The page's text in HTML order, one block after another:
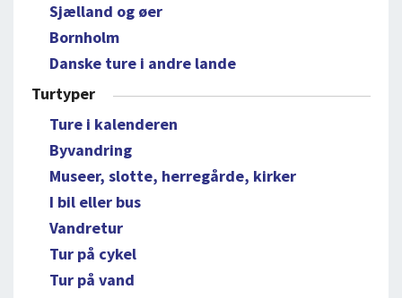
Sjælland og øer
Bornholm
Danske ture i andre lande
Turtyper
Ture i kalenderen
Byvandring
Museer, slotte, herregårde, kirker
I bil eller bus
Vandretur
Tur på cykel
Tur på vand